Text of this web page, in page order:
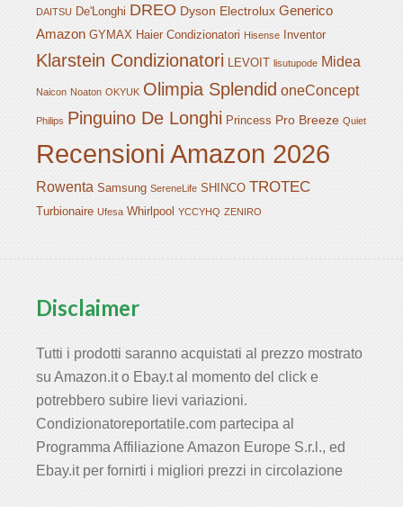
DAITSU De'Longhi DREO Dyson Electrolux Generico
Amazon GYMAX Haier Condizionatori Hisense Inventor
Klarstein Condizionatori LEVOIT lisutupode Midea
Naicon Noaton OKYUK Olimpia Splendid oneConcept
Philips Pinguino De Longhi Princess Pro Breeze Quiet
Recensioni Amazon 2026
Rowenta Samsung SereneLife SHINCO TROTEC
Turbionaire Ufesa Whirlpool YCCYHQ ZENIRO
Disclaimer
Tutti i prodotti saranno acquistati al prezzo mostrato
su Amazon.it o Ebay.t al momento del click e
potrebbero subire lievi variazioni.
Condizionatoreportatile.com partecipa al
Programma Affiliazione Amazon Europe S.r.l., ed
Ebay.it per fornirti i migliori prezzi in circolazione